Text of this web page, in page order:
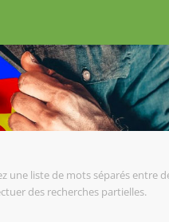
liste de mots séparés entre
des recherches partielles.